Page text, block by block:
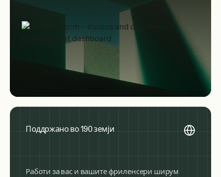
Поддржано во 190 земји
Работи за вас и вашите фриленсери ширум